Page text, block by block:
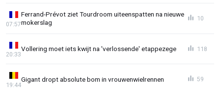
Ferrand-Prévot ziet Tourdroom uiteenspatten na nieuwe
mokerslag
07:57
10
Vollering moet iets kwijt na 'verlossende' etappezege
20:33
118
Gigant dropt absolute bom in vrouwenwielrennen
19:44
59